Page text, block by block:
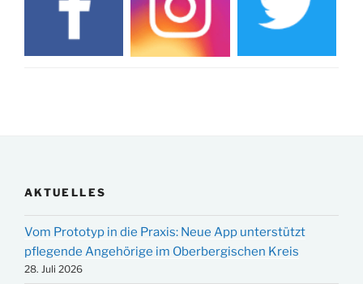
AKTUELLES
Vom Prototyp in die Praxis: Neue App unterstützt
pflegende Angehörige im Oberbergischen Kreis
28. Juli 2026